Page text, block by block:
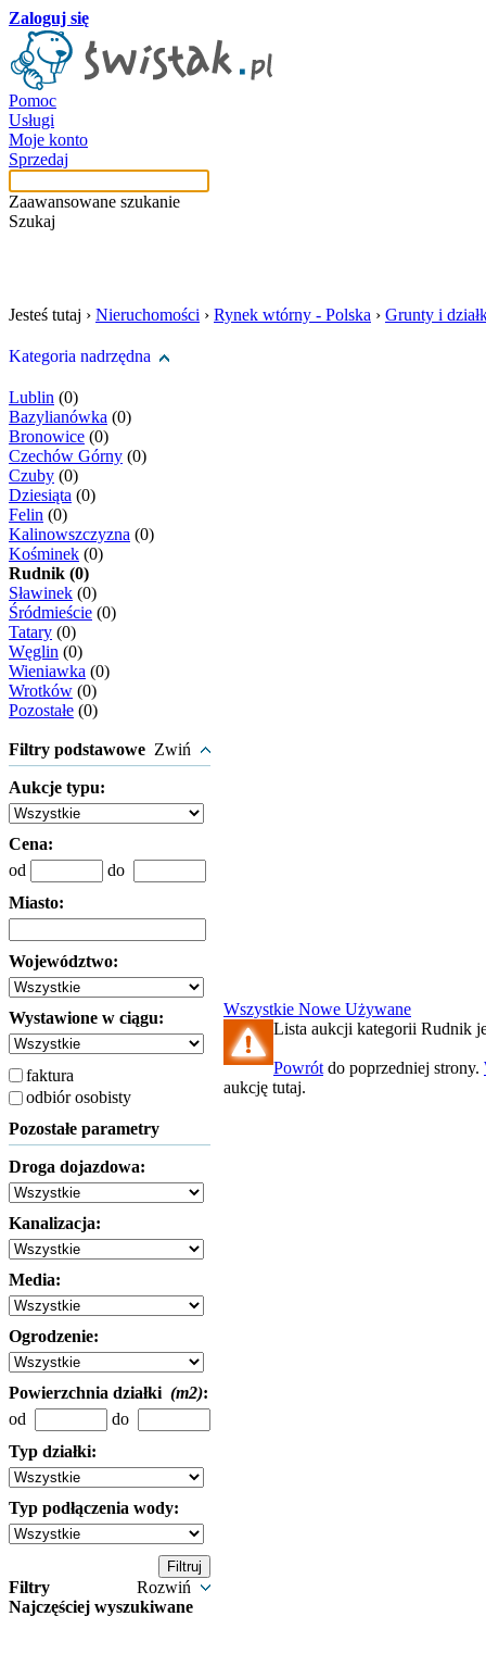
Zaloguj się
Pomoc
Usługi
Moje konto
Sprzedaj
Zaawansowane szukanie
Szukaj
Jesteś tutaj › Nieruchomości › Rynek wtórny - Polska › Grunty i
Kategoria nadrzędna
Lublin (0)
Bazylianówka (0)
Bronowice (0)
Czechów Górny (0)
Czuby (0)
Dziesiąta (0)
Felin (0)
Kalinowszczyzna (0)
Kośminek (0)
Rudnik (0)
Sławinek (0)
Śródmieście (0)
Tatary (0)
Węglin (0)
Wieniawka (0)
Wrotków (0)
Pozostałe (0)
Filtry podstawowe Zwiń
Aukcje typu:
Cena:
od
do
Miasto:
Województwo:
Wystawione w ciągu:
faktura
odbiór osobisty
Pozostałe parametry
Droga dojazdowa:
Kanalizacja:
Media:
Ogrodzenie:
Powierzchnia działki (m2):
od
do
Typ działki:
Typ podłączenia wody:
Filtry
Rozwiń
Najczęściej wyszukiwane
Wszystkie Nowe Używane
Lista aukcji kategorii Rudnik
Powrót do poprzedniej strony.
aukcję tutaj.